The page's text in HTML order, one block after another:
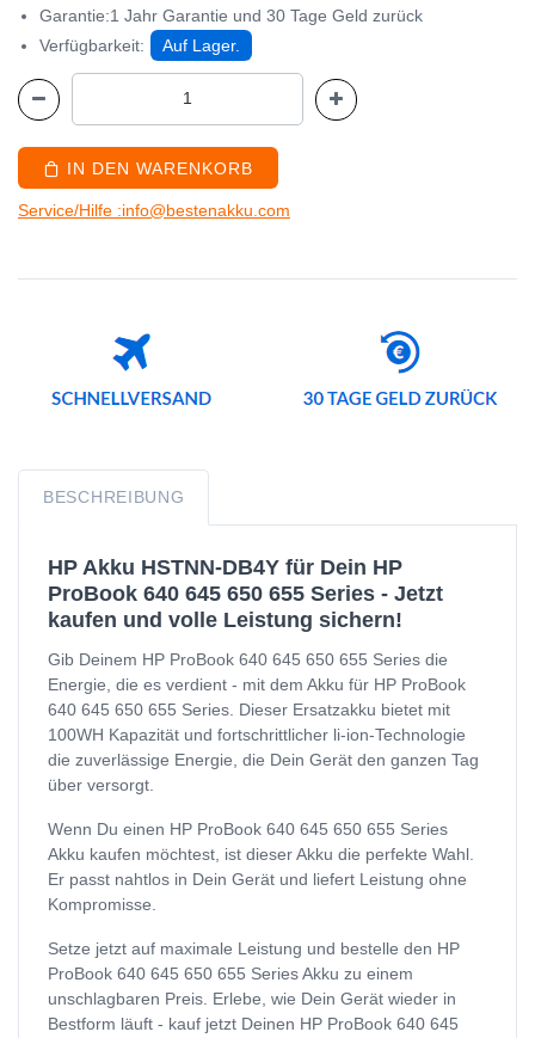
Garantie:1 Jahr Garantie und 30 Tage Geld zurück
Verfügbarkeit:
Auf Lager.
IN DEN WARENKORB
Service/Hilfe :info@bestenakku.com
BESCHREIBUNG
HP Akku HSTNN-DB4Y für Dein HP
ProBook 640 645 650 655 Series - Jetzt
kaufen und volle Leistung sichern!
Gib Deinem HP ProBook 640 645 650 655 Series die
Energie, die es verdient - mit dem Akku für HP ProBook
640 645 650 655 Series. Dieser Ersatzakku bietet mit
100WH Kapazität und fortschrittlicher li-ion-Technologie
die zuverlässige Energie, die Dein Gerät den ganzen Tag
über versorgt.
Wenn Du einen HP ProBook 640 645 650 655 Series
Akku kaufen möchtest, ist dieser Akku die perfekte Wahl.
Er passt nahtlos in Dein Gerät und liefert Leistung ohne
Kompromisse.
Setze jetzt auf maximale Leistung und bestelle den HP
ProBook 640 645 650 655 Series Akku zu einem
unschlagbaren Preis. Erlebe, wie Dein Gerät wieder in
Bestform läuft - kauf jetzt Deinen HP ProBook 640 645